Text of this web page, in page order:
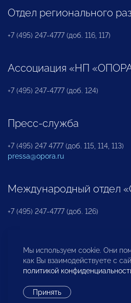
Отдел регионального
+7 (495) 247-4777 (доб. 116, 117)
Ассоциация «НП
+7 (495) 247-4777 (доб. 124)
Пресс-служба
+7 (495) 247 4777 (доб. 115, 114, 113)
pressa@opora.ru
Международный
+7 (495) 247-4777 (доб. 126)
Бюро по защите прав
инвесторов
Мы используем cookie. Они
как Вы взаимодействуете с
политикой
Принять